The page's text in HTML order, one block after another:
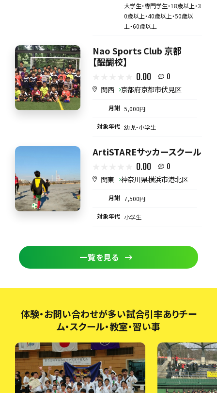
大学生・専門学生・18歳以上・3
0歳以上・40歳以上・50歳以
上・60歳以上
Nao Sports Club 京都
【醍醐校】
0.00 0
関西 京都府京都市伏見区
月謝 5,000円
対象年代 幼児・小学生
ArtiSTAREサッカースクール
0.00 0
関東 神奈川県横浜市港北区
月謝 7,500円
対象年代 小学生
一覧を見る
体験・お問い合わせが多い試合引率ありチー
ム・スクール・教室・習い事